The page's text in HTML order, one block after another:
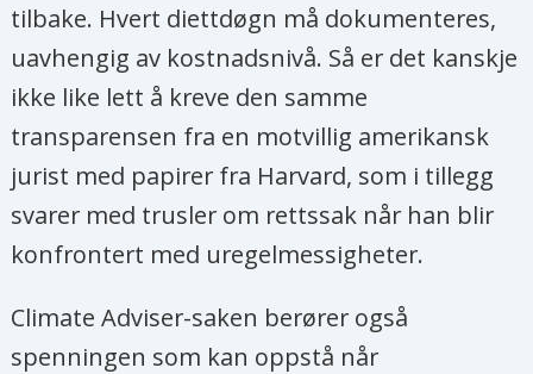
tilbake. Hvert diettdøgn må dokumenteres,
uavhengig av kostnadsnivå. Så er det kanskje
ikke like lett å kreve den samme
transparensen fra en motvillig amerikansk
jurist med papirer fra Harvard, som i tillegg
svarer med trusler om rettssak når han blir
konfrontert med uregelmessigheter.
Climate Adviser-saken berører også
spenningen som kan oppstå når